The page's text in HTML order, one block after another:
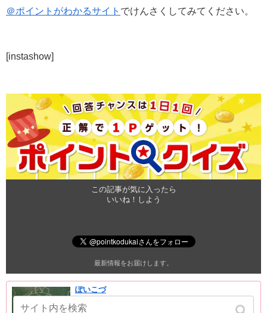
＠ポイントがわかるサイト でけんさくしてみてください。
[instashow]
この記事が気に入ったら
いいね！しよう
最新情報をお届けします。
ぽいこづ
このブログでは、簡単なお得情報を速報でどんどん挙げ
ています。